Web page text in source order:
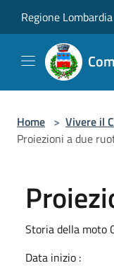
Regione Lombardia
Home > Vivere il
Proiezioni a due
Storia della moto
Data inizio :